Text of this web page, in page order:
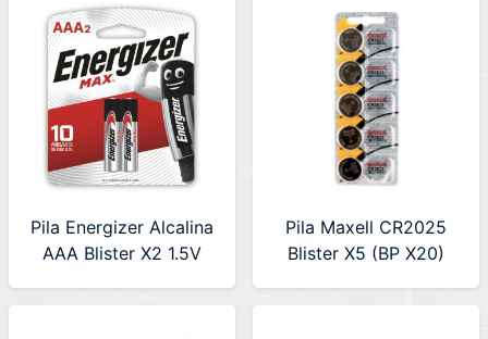
Pila Energizer Alcalina
AAA Blister X2 1.5V
Pila Maxell CR2025
Blister X5 (BP X20)